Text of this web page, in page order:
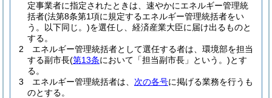
定事業者に指定されたときは、速やかにエネルギー管理統
括者(法第8条第1項に規定するエネルギー管理統括者をい
う。以下同じ。)を選任し、経済産業大臣に届け出るものと
する。
2
エネルギー管理統括者として選任する者は、環境部を担当
する副市長(第13条において「担当副市長」という。)とす
る。
3
エネルギー管理統括者は、 次の各号に掲げる業務を行うも
のとする。